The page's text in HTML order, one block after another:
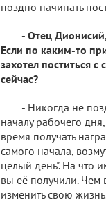
поздно начинать
- Отец
Если по каким-то
захотел поститься
сейчас?
- Никогда не
началу рабочего
время получать
самого начала,
целый день". На что
вы её получили. Чем
изменить свою